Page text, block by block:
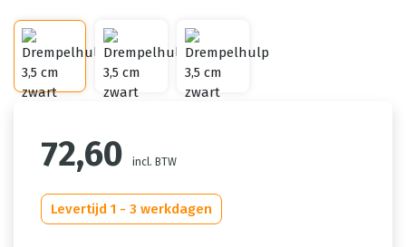
72,60 incl. BTW
Levertijd 1 - 3 werkdagen